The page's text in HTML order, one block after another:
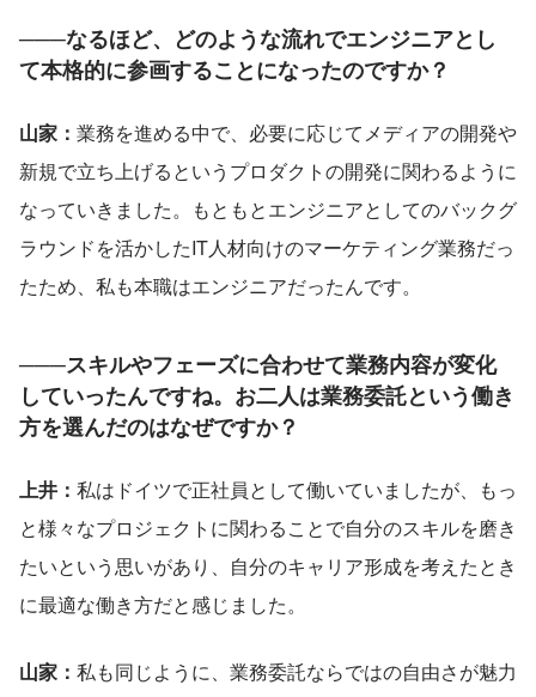
───なるほど、どのような流れでエンジニアとし
て本格的に参画することになったのですか？
山家： 業務を進める中で、必要に応じてメディアの開発や
新規で立ち上げるというプロダクトの開発に関わるように
なっていきました。もともとエンジニアとしてのバックグ
ラウンドを活かしたIT人材向けのマーケティング業務だっ
たため、私も本職はエンジニアだったんです。
───スキルやフェーズに合わせて業務内容が変化
していったんですね。お二人は業務委託という働き
方を選んだのはなぜですか？
上井： 私はドイツで正社員として働いていましたが、もっ
と様々なプロジェクトに関わることで自分のスキルを磨き
たいという思いがあり、自分のキャリア形成を考えたとき
に最適な働き方だと感じました。
山家： 私も同じように、業務委託ならではの自由さが魅力